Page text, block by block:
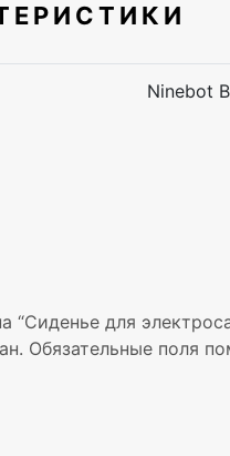
Ninebot
“Сиденье для
Обязательные поля